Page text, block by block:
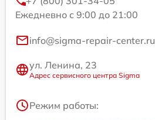
Ежедневно с 9:00 до 21:00
info@sigma-repair-center.ru
ул. Ленина, 23
Адрес сервисного центра Sigma
Режим работы: